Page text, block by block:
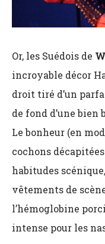
Or, les Suédois de
incroyable décor
droit tiré d’un
de fond d’une bien
Le bonheur (en
cochons
habitudes
vêtements de
l’hémoglobine
intense pour les